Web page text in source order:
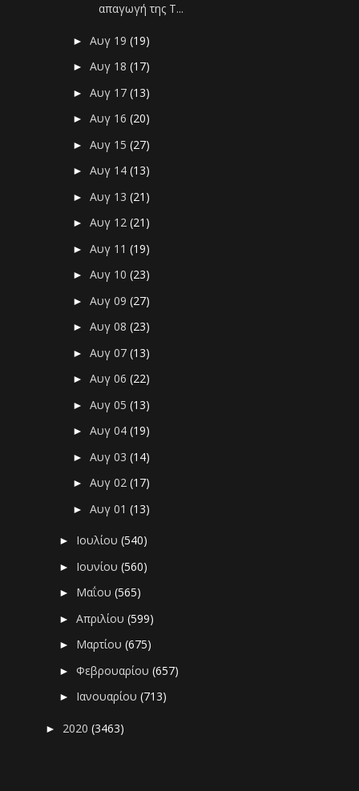
απαγωγή της Τ...
►Αυγ 19(19)
►Αυγ 18(17)
►Αυγ 17(13)
►Αυγ 16(20)
►Αυγ 15(27)
►Αυγ 14(13)
►Αυγ 13(21)
►Αυγ 12(21)
►Αυγ 11(19)
►Αυγ 10(23)
►Αυγ 09(27)
►Αυγ 08(23)
►Αυγ 07(13)
►Αυγ 06(22)
►Αυγ 05(13)
►Αυγ 04(19)
►Αυγ 03(14)
►Αυγ 02(17)
►Αυγ 01(13)
► Ιουλίου(540)
► Ιουνίου(560)
► Μαΐου(565)
►Απριλίου(599)
► Μαρτίου(675)
►Φεβρουαρίου(657)
► Ιανουαρίου(713)
► 2020(3463)